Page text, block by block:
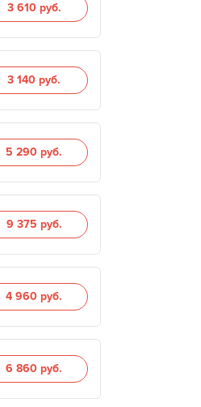
3 610 руб.
3 140 руб.
5 290 руб.
9 375 руб.
4 960 руб.
6 860 руб.